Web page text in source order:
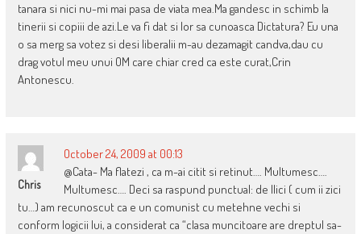
tanara si nici nu-mi mai pasa de viata mea.Ma gandesc in schimb la
tinerii si copiii de azi.Le va fi dat si lor sa cunoasca Dictatura? Eu una
o sa merg sa votez si desi liberalii m-au dezamagit candva,dau cu
drag votul meu unui OM care chiar cred ca este curat,Crin
Antonescu.
Chris
October 24, 2009 at 00:13
@Cata- Ma flatezi , ca m-ai citit si retinut…. Multumesc….
Multumesc…. Deci sa raspund punctual: de Ilici ( cum ii zici
tu…) am recunoscut ca e un comunist cu metehne vechi si
conform logicii lui, a considerat ca “clasa muncitoare are dreptul sa-